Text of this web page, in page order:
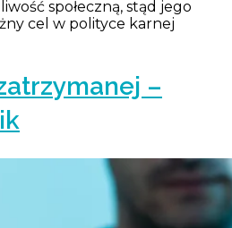
społeczną, stąd jego
cel w polityce karnej
–